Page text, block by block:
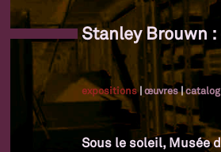
Stanley Brouwn
expositions|œuvres|
Sous le soleil, Musée